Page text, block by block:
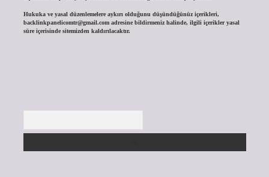
Hukuka ve yasal düzenlemelere aykırı olduğunu düşündüğünüz içerikleri,
backlinkpanelicomtr@gmail.comadresine bildirmeniz halinde, ilgili içerikler yasal
süre içerisinde sitemizden kaldırılacaktır.